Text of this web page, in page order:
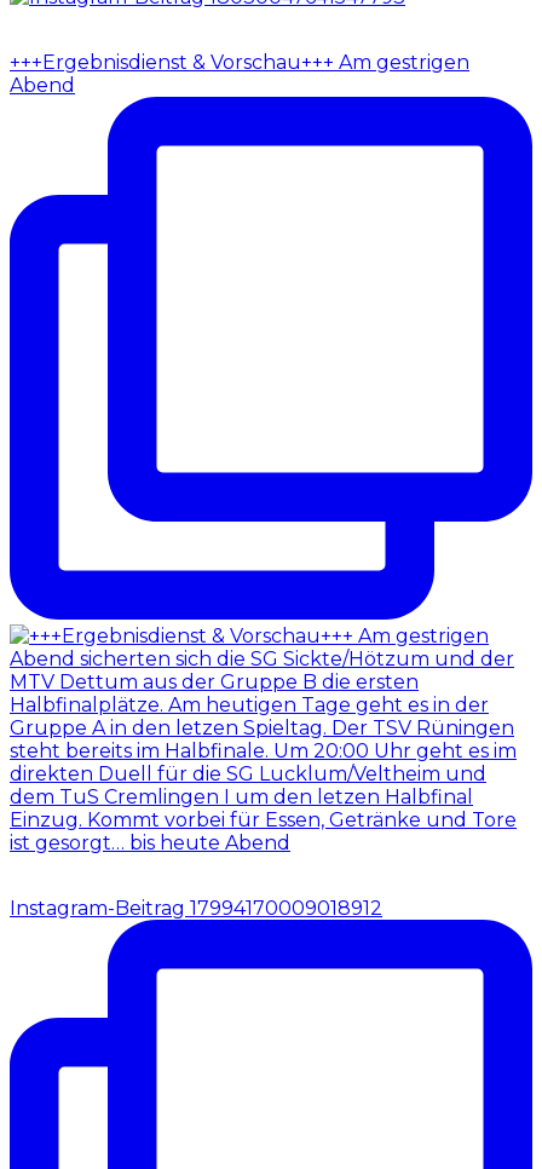
+++Ergebnisdienst & Vorschau+++ Am gestrigen
Abend
Instagram-Beitrag 17994170009018912